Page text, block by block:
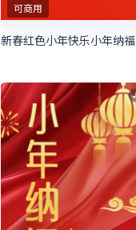
可商用
新春红色小年快乐小年纳福